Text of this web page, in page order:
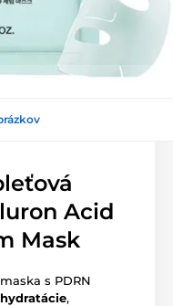
Acid
Mask
s PDRN
,